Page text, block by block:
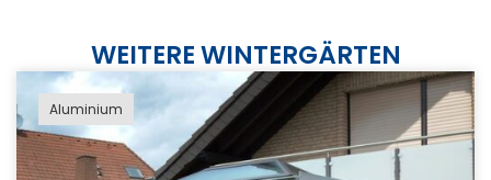
WEITERE WINTERGÄRTEN
Aluminium